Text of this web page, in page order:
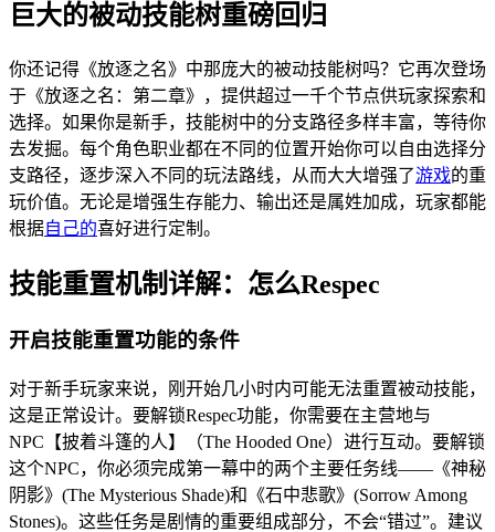
巨大的被动技能树重磅回归
你还记得《放逐之名》中那庞大的被动技能树吗？它再次登场
于《放逐之名：第二章》，提供超过一千个节点供玩家探索和
选择。如果你是新手，技能树中的分支路径多样丰富，等待你
去发掘。每个角色职业都在不同的位置开始你可以自由选择分
支路径，逐步深入不同的玩法路线，从而大大增强了游戏的重
玩价值。无论是增强生存能力、输出还是属姓加成，玩家都能
根据自己的喜好进行定制。
技能重置机制详解：怎么Respec
开启技能重置功能的条件
对于新手玩家来说，刚开始几小时内可能无法重置被动技能，
这是正常设计。要解锁Respec功能，你需要在主营地与
NPC【披着斗篷的人】（The Hooded One）进行互动。要解锁
这个NPC，你必须完成第一幕中的两个主要任务线——《神秘
阴影》(The Mysterious Shade)和《石中悲歌》(Sorrow Among
Stones)。这些任务是剧情的重要组成部分，不会“错过”。建议